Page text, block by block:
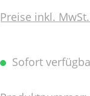
Preise inkl.
Sofort